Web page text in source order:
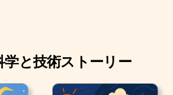
学と技術ストーリー